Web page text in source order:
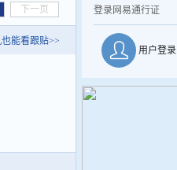
下一页
能看跟贴>>
登录网易通行证
用户登录